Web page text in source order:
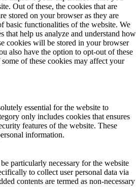
Out of these, the cookies that are
stored on your browser as they are
basic functionalities of the website. We
that help us analyze and understand how
cookies will be stored in your browser
also have the option to opt-out of these
of these cookies may affect your
essential for the website to
only includes cookies that ensures
features of the website. These
information.
particularly necessary for the website
to collect user personal data via
contents are termed as non-necessary